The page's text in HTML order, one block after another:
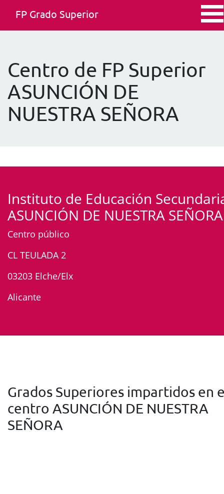
FP Grado Superior
Centro de FP Superior
ASUNCIÓN DE
NUESTRA SEÑORA
Instituto de Educación
ASUNCIÓN DE NUESTRA SEÑORA
Centro público
CL TEULADA 2
03203 Elche/Elx
Alicante
Grados Superiores impartidos en
centro ASUNCIÓN DE NUESTRA
SEÑORA